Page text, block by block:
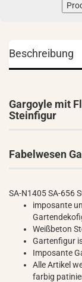
Beschreibung
Gargoyle mit
Steinfigur
Fabelwesen
SA-N1405 SA-656
imposante
Weißbeton
Gartenfigur
Imposante
Alle Artikel
farbig